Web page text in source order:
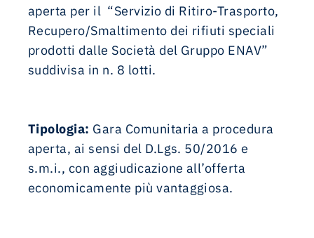
aperta per il “Servizio di Ritiro-Trasporto,
Recupero/Smaltimento dei rifiuti speciali
prodotti dalle Società del Gruppo ENAV”
suddivisa in n. 8 lotti.
Tipologia: Gara Comunitaria a procedura
aperta, ai sensi del D.Lgs. 50/2016 e
s.m.i., con aggiudicazione all’offerta
economicamente più vantaggiosa.